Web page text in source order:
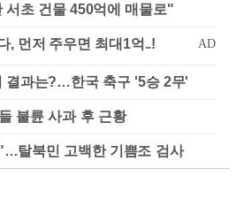
서초 건물 450억에 매물로"
결과는?…한국 축구 '5승 2무'
불륜 사과 후 근황
탈북민 고백한 기쁨조 검사